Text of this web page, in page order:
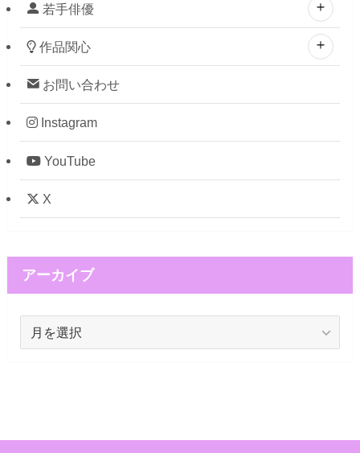
若手俳優
作品関心
お問い合わせ
Instagram
YouTube
X
アーカイブ